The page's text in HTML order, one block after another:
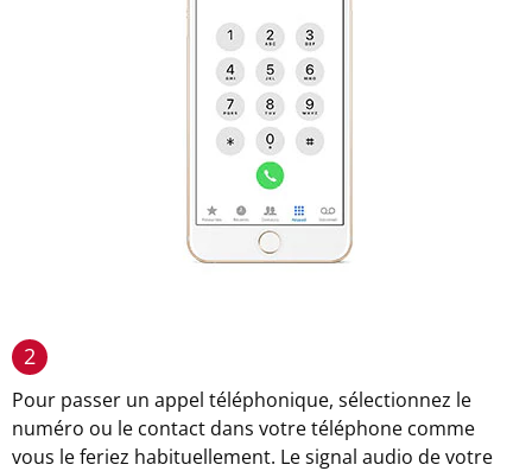
2
Pour passer un appel téléphonique, sélectionnez le
numéro ou le contact dans votre téléphone comme
vous le feriez habituellement. Le signal audio de votre